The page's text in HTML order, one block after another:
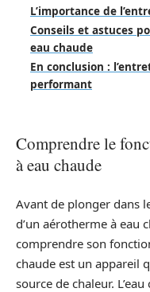
L’importance de
Conseils et astuces
eau chaude
En conclusion :
performant
Comprendre le
à eau chaude
Avant de plonger dans
d’un aérotherme à eau
comprendre son
chaude est un appareil
source de chaleur.